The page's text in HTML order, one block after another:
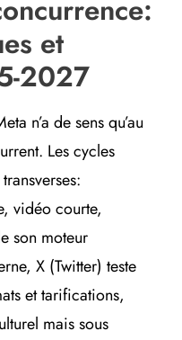
et
2027
n’a de sens qu’au
Les cycles
vidéo courte,
son moteur
X (Twitter) teste
et tarifications,
mais sous